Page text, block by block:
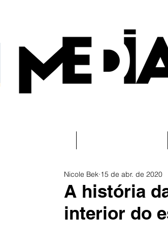
A história
interior do
Nicole Bek 15 de abr. de 2020